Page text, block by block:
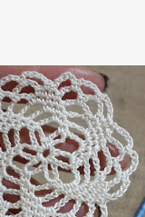
ÇEYİZLİK DANTELLER